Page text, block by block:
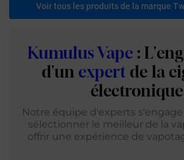
Voir tous les produits de la marque
Kumulus Vape :
d'un expert de la
électronique
Notre équipe d'experts
sélectionner le meilleur de la
offrir une expérience de